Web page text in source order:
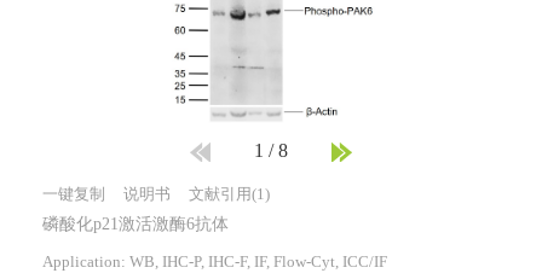
1 /8
一键复制 说明书 文献引用(1)
磷酸化p21激活激酶6抗体
Application: WB, IHC-P, IHC-F, IF, Flow-Cyt, ICC/IF